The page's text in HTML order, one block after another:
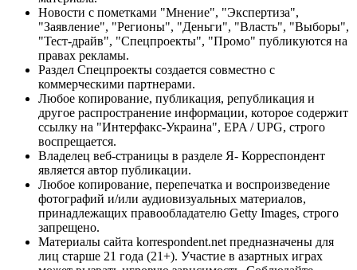
Новости с пометками "Мнение", "Экспертиза",
"Заявление", "Регионы", "Деньги", "Власть", "Выборы",
"Тест-драйв", "Спецпроекты", "Промо" публикуются на
правах рекламы.
Раздел Спецпроекты создается совместно с
коммерческими партнерами.
Любое копирование, публикация, републикация и
другое распространение информации, которое содержит
ссылку на "Интерфакс-Украина", EPA / UPG, строго
воспрещается.
Владелец веб-страницы в разделе Я- Корреспондент
является автор публикации.
Любое копирование, перепечатка и воспроизведение
фотографий и/или аудиовизуальных материалов,
принадлежащих правообладателю Getty Images, строго
запрещено.
Материалы сайта korrespondent.net предназначены для
лиц старше 21 года (21+). Участие в азартных играх